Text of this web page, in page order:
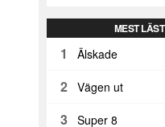
MEST
1 Älskade
2 Vägen ut
3 Super 8